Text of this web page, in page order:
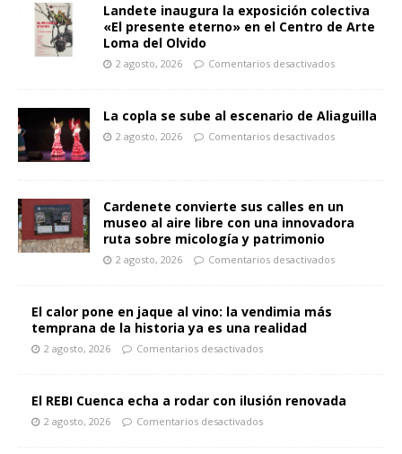
Landete inaugura la exposición colectiva
«El presente eterno» en el Centro de Arte
Loma del Olvido
2 agosto, 2026 Comentarios desactivados
La copla se sube al escenario de Aliaguilla
2 agosto, 2026 Comentarios desactivados
Cardenete convierte sus calles en un
museo al aire libre con una innovadora
ruta sobre micología y patrimonio
2 agosto, 2026 Comentarios desactivados
El calor pone en jaque al vino: la vendimia más
temprana de la historia ya es una realidad
2 agosto, 2026 Comentarios desactivados
El REBI Cuenca echa a rodar con ilusión renovada
2 agosto, 2026 Comentarios desactivados